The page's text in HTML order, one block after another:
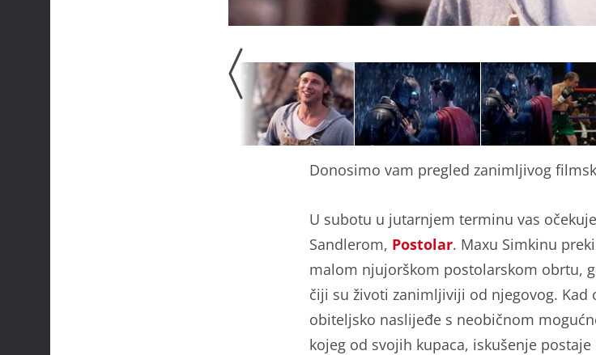
Donosimo vam pregled zanimljivog
U subotu u jutarnjem terminu vas
Sandlerom, Postolar. Maxu Simkinu
malom njujorškom postolarskom obrtu,
čiji su životi zanimljiviji od njegovog. Kad
obiteljsko naslijeđe s neobičnom
kojeg od svojih kupaca, iskušenje